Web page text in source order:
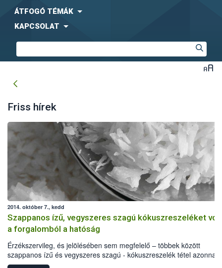
ÁTFOGÓ TÉMÁK
KAPCSOLAT
Friss hírek
2014. október 7., kedd
Szappanos ízű, vegyszeres szagú kókuszreszeléket
a forgalomból a hatóság
Érzékszervileg, és jelölésében sem megfelelő – többek között
szappanos ízű és vegyszeres szagú - kókuszreszelék tétel azonnali
hatályú visszahívását rendelte el az élelmiszerlánc felügyeleti